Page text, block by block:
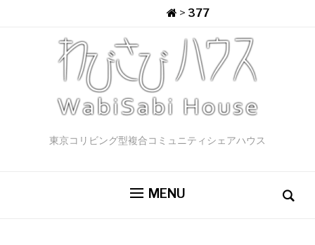
> 377
東京コリビング型複合コミュニティシェアハウス
MENU